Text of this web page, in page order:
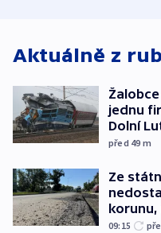
Aktuálně z
jednu
Dolní
před 49 m
Ze
09:15